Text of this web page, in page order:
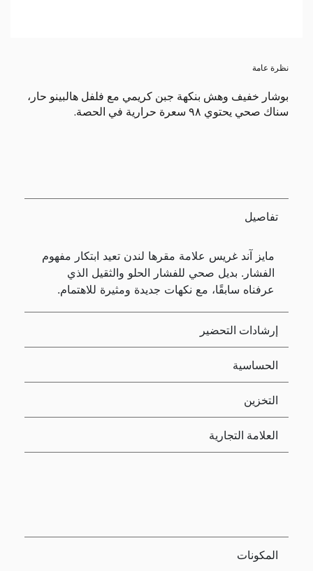
نظرة عامة
بوشار خفيف وهش بنكهة جبن كريمي مع فلفل هالبينو حار،
سناك صحي يحتوي ٩٨ سعرة حرارية في الحصة.
تفاصيل
مايز آند غريس علامة مقرها لندن تعيد ابتكار مفهوم
الفشار. بديل صحي للفشار الحلو والثقيل الذي
عرفناه سابقًا، مع نكهات جديدة ومثيرة للاهتمام.
إرشادات التحضير
الحساسية
التخزين
العلامة التجارية
المكونات